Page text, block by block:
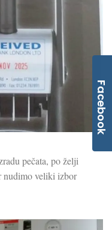
pečata, po želji
nudimo veliki izbor
Facebook